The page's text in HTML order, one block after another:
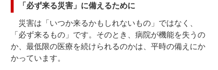
「必ず来る災害」に備えるために
災害は「いつか来るかもしれないもの」ではなく、
「必ず来るもの」です。そのとき、病院が機能を失うの
か、最低限の医療を続けられるのかは、平時の備えにか
かっています。